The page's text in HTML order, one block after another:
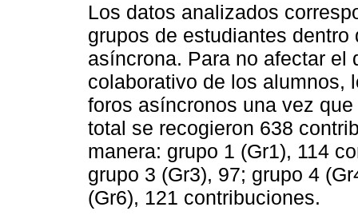
Los datos analizados
grupos de estudiantes
asíncrona. Para no afectar el
colaborativo de los alumnos,
foros asíncronos una vez
total se recogieron 638
manera: grupo 1 (Gr1), 114
grupo 3 (Gr3), 97; grupo 4
(Gr6), 121 contribuciones.